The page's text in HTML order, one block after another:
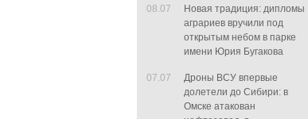
08.07
Новая традиция: дипломы
аграриев вручили под
открытым небом в парке
имени Юрия Бугакова
07.07
Дроны ВСУ впервые
долетели до Сибири: в
Омске атакован